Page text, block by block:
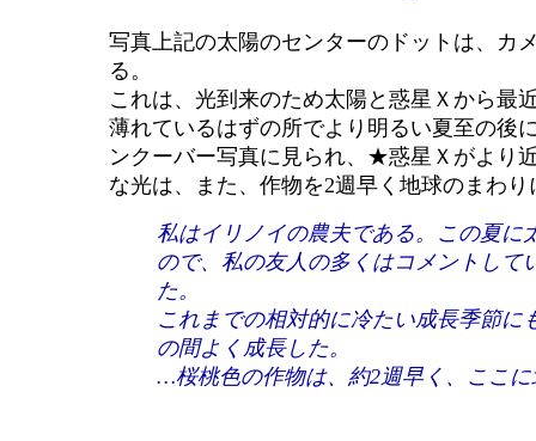
写真上記の太陽のセンターのドットは、カ
る。
これは、光到来のため太陽と惑星Ｘから最
薄れているはずの所でより明るい夏至の後
ンクーバー写真に見られ、★惑星Ｘがより
な光は、また、作物を2週早く地球のまわ
私はイリノイの農夫である。この夏に
ので、私の友人の多くはコメントして
た。
これまでの相対的に冷たい成長季節
の間よく成長した。
…桜桃色の作物は、約2週早く、ここ